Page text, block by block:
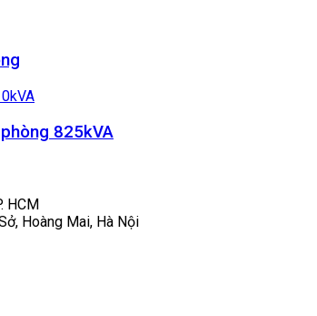
825kVA
HCM
Hoàng Mai, Hà Nội